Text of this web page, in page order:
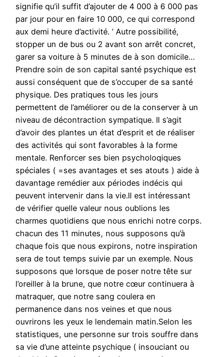
signifie qu’il suffit d’ajouter de 4 000 à 6 000 pas
par jour pour en faire 10 000, ce qui correspond
aux demi heure d’activité. ‘ Autre possibilité,
stopper un de bus ou 2 avant son arrêt concret,
garer sa voiture à 5 minutes de à son domicile…
Prendre soin de son capital santé psychique est
aussi conséquent que de s’occuper de sa santé
physique. Des pratiques tous les jours
permettent de l’améliorer ou de la conserver à un
niveau de décontraction sympatique. Il s’agit
d’avoir des plantes un état d’esprit et de réaliser
des activités qui sont favorables à la forme
mentale. Renforcer ses bien psycholoqiques
spéciales ( =ses avantages et ses atouts ) aide à
davantage remédier aux périodes indécis qui
peuvent intervenir dans la vie.Il est intéressant
de vérifier quelle valeur nous oublions les
charmes quotidiens que nous enrichi notre corps.
chacun des 11 minutes, nous supposons qu’à
chaque fois que nous expirons, notre inspiration
sera de tout temps suivie par un exemple. Nous
supposons que lorsque de poser notre tête sur
l’oreiller à la brune, que notre cœur continuera à
matraquer, que notre sang coulera en
permanence dans nos veines et que nous
ouvrirons les yeux le lendemain matin.Selon les
statistiques, une personne sur trois souffre dans
sa vie d’une atteinte psychique ( insouciant ou